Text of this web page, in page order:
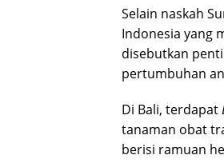
Selain naskah
Indonesia yang
disebutkan
pertumbuhan
Di Bali, terdapat
tanaman obat
berisi ramuan